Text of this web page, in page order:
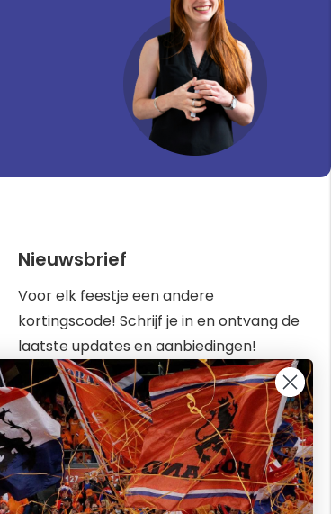
Nieuwsbrief
Voor elk feestje een andere
kortingscode! Schrijf je in en ontvang de
laatste updates en aanbiedingen!
Abonneer
op
onze
nieuwsbrief
Inschrijven